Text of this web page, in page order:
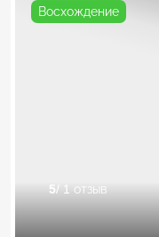
Восхождение
5/ 1 отзыв